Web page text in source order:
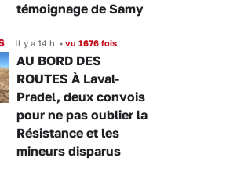
témoignage de Samy
Il y a 14 h • vu 1676 fois
AU BORD DES
ROUTES À Laval-
Pradel, deux convois
pour ne pas oublier la
Résistance et les
mineurs disparus